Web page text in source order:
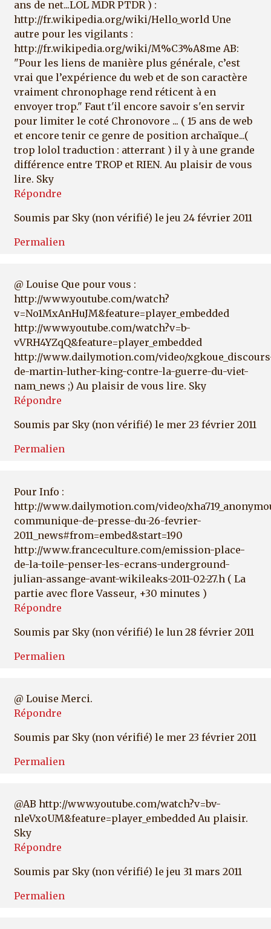
ans de net...LOL MDR PTDR ) :
http://fr.wikipedia.org/wiki/Hello_world Une
autre pour les vigilants :
http://fr.wikipedia.org/wiki/M%C3%A8me AB:
"Pour les liens de manière plus générale, c’est
vrai que l’expérience du web et de son caractère
vraiment chronophage rend réticent à en
envoyer trop." Faut t'il encore savoir s'en servir
pour limiter le coté Chronovore ... ( 15 ans de web
et encore tenir ce genre de position archaïque...(
trop lolol traduction : atterrant ) il y à une grande
différence entre TROP et RIEN. Au plaisir de vous
lire. Sky
Répondre
Soumis par Sky (non vérifié) le jeu 24 février 2011
Permalien
@ Louise Que pour vous :
http://www.youtube.com/watch?
v=No1MxAnHuJM&feature=player_embedded
http://www.youtube.com/watch?v=b-
vVRH4YZqQ&feature=player_embedded
http://www.dailymotion.com/video/
de-martin-luther-king-contre-la-guerre-du-viet-
nam_news ;) Au plaisir de vous lire. Sky
Répondre
Soumis par Sky (non vérifié) le mer 23 février 2011
Permalien
Pour Info :
http://www.dailymotion.com/video/
communique-de-presse-du-26-fevrier-
2011_news#from=embed&start=190
http://www.franceculture.com/emission-place-
de-la-toile-penser-les-ecrans-underground-
julian-assange-avant-wikileaks-2011-02-27.h ( La
partie avec flore Vasseur, +30 minutes )
Répondre
Soumis par Sky (non vérifié) le lun 28 février 2011
Permalien
@ Louise Merci.
Répondre
Soumis par Sky (non vérifié) le mer 23 février 2011
Permalien
@AB http://www.youtube.com/watch?v=bv-
nleVxoUM&feature=player_embedded Au plaisir.
Sky
Répondre
Soumis par Sky (non vérifié) le jeu 31 mars 2011
Permalien